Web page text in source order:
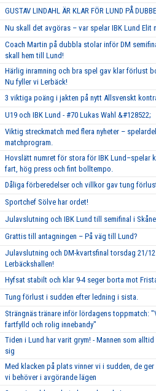
GUSTAV LINDAHL ÄR KLAR FÖR LUND PÅ
Nu skall det avgöras – var spelar IBK Lund Elit
Coach Martin på dubbla stolar inför DM
skall hem till Lund!
Härlig inramning och bra spel gav klar förlust
Nu fyller vi Lerbäck!
3 viktiga poäng i jakten på nytt Allsvenskt
U19 och IBK Lund - #70 Lukas Wahl &#128522;
Viktig streckmatch med flera nyheter –
matchprogram.
Hovslätt numret för stora för IBK Lund–spelar
fart, hög press och fint bolltempo.
Dåliga förberedelser och villkor gav tung
Sportchef Sölve har ordet!
Julavslutning och IBK Lund till semifinal i
Grattis till antagningen – På väg till Lund?
Julavslutning och DM-kvartsfinal torsdag 21/12
Lerbäckshallen!
Hyfsat stabilt och klar 9-4 seger borta mot
Tung förlust i sudden efter ledning i sista.
Strängnäs tränare inför lördagens toppmatch:
fartfylld och rolig innebandy"
Tiden i Lund har varit grym! - Mannen som
sig
Med klacken på plats vinner vi i sudden, de
vi behöver i avgörande lägen